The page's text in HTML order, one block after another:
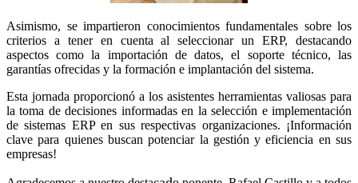
Asimismo, se impartieron conocimientos fundamentales sobre los
criterios a tener en cuenta al seleccionar un ERP, destacando
aspectos como la importación de datos, el soporte técnico, las
garantías ofrecidas y la formación e implantación del sistema.
Esta jornada proporcionó a los asistentes herramientas valiosas para
la toma de decisiones informadas en la selección e implementación
de sistemas ERP en sus respectivas organizaciones. ¡Información
clave para quienes buscan potenciar la gestión y eficiencia en sus
empresas!